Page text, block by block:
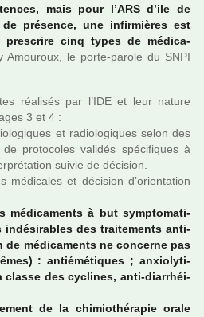
mais pour l’ARS d’ile de
pré­sence, une infir­miè­res est
pres­crire cinq types de médi­ca­
Amouroux, le porte-parole du SNPI
réa­li­sés par l’IDE et leur nature
3 et 4 :
et radio­lo­gi­ques selon des
pro­to­co­les vali­dés spé­ci­fi­ques à
suivie de déci­sion.
médi­ca­les et déci­sion d’orien­ta­tion
médi­ca­ments à but symp­to­ma­ti­
indé­si­ra­bles des trai­te­ments anti­
de médi­ca­ments ne concerne pas
: antié­mé­ti­ques ; anxio­ly­ti­
classe des cycli­nes, anti-diar­rhéi­
de la chi­mio­thé­ra­pie orale